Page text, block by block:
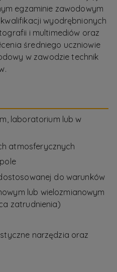
egzaminie zawodowym
wyodrębnionych
i multimediów oraz
średniego uczniowie
w zawodzie technik
laboratorium lub w
atmosferycznych
do warunków
lub wielozmianowym
zatrudnienia)
narzędzia oraz